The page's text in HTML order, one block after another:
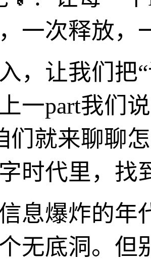
一次释放，
，让我们把
一part我们
们就来聊聊
时代里，找
息爆炸的年
无底洞。但